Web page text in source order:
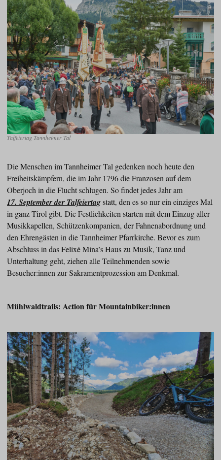
Talfeiertag Tannheimer Tal
Die Menschen im Tannheimer Tal gedenken noch heute den
Freiheitskämpfern, die im Jahr 1796 die Franzosen auf dem
Oberjoch in die Flucht schlugen. So findet jedes Jahr am
17. September der Talfeiertagstatt, den es so nur ein einziges Mal
in ganz Tirol gibt. Die Festlichkeiten starten mit dem Einzug aller
Musikkapellen, Schützenkompanien, der Fahnenabordnung und
den Ehrengästen in die Tannheimer Pfarrkirche. Bevor es zum
Abschluss in das Felixé Mina’s Haus zu Musik, Tanz und
Unterhaltung geht, ziehen alle Teilnehmenden sowie
Besucher:innen zur Sakramentprozession am Denkmal.
Mühlwaldtrails: Action für Mountainbiker:innen